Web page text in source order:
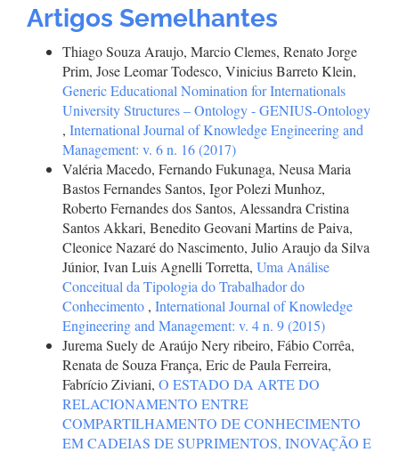
Artigos Semelhantes
Thiago Souza Araujo, Marcio Clemes, Renato Jorge
Prim, Jose Leomar Todesco, Vinicius Barreto Klein,
Generic Educational Nomination for Internationals
University Structures – Ontology - GENIUS-Ontology
, International Journal of Knowledge Engineering and
Management: v. 6 n. 16 (2017)
Valéria Macedo, Fernando Fukunaga, Neusa Maria
Bastos Fernandes Santos, Igor Polezi Munhoz,
Roberto Fernandes dos Santos, Alessandra Cristina
Santos Akkari, Benedito Geovani Martins de Paiva,
Cleonice Nazaré do Nascimento, Julio Araujo da Silva
Júnior, Ivan Luis Agnelli Torretta, Uma Análise
Conceitual da Tipologia do Trabalhador do
Conhecimento , International Journal of Knowledge
Engineering and Management: v. 4 n. 9 (2015)
Jurema Suely de Araújo Nery ribeiro, Fábio Corrêa,
Renata de Souza França, Eric de Paula Ferreira,
Fabrício Ziviani, O ESTADO DA ARTE DO
RELACIONAMENTO ENTRE
COMPARTILHAMENTO DE CONHECIMENTO
EM CADEIAS DE SUPRIMENTOS, INOVAÇÃO E